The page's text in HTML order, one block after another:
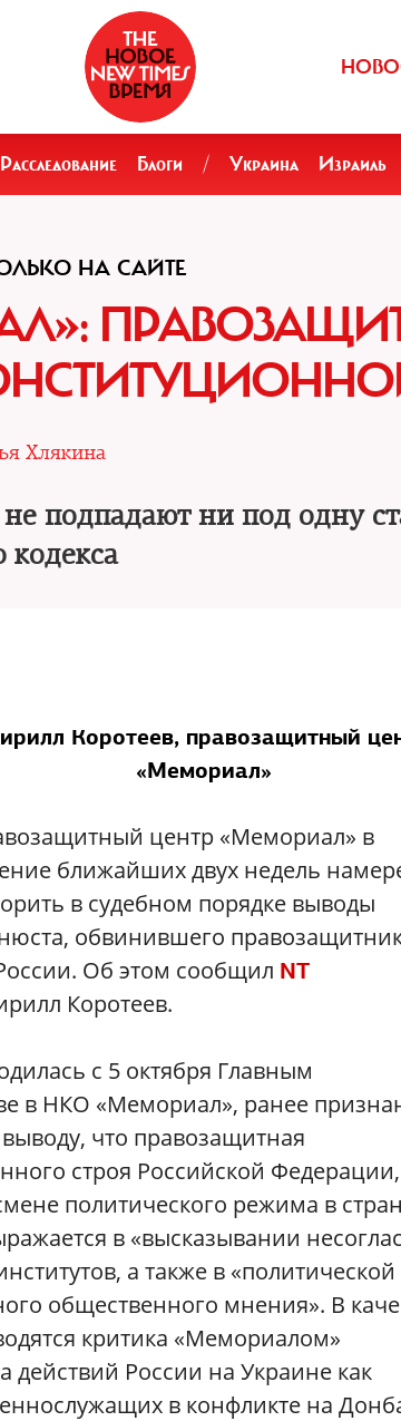
Расследование Блоги / Украина Израиль
НА САЙТЕ
Хлякина
подпадают ни под одну
кодекса
Коротеев, правозащитный
«Мемориал»
центр «Мемориал» в
ближайших двух недель
в судебном порядке выводы
обвинившего
Об этом сообщил NT
Коротеев.
с 5 октября Главным
в НКО «Мемориал», ранее
что правозащитная
строя Российской Федерации,
политического режима в
в «высказывании
а также в «политической
общественного мнения». В
критика «Мемориалом»
действий России на Украине как
в конфликте на